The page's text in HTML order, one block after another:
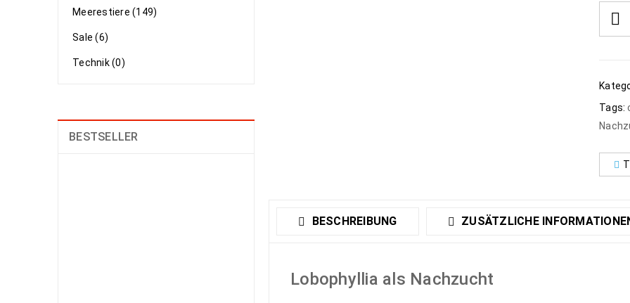
Meerestiere (149)
Sale (6)
Technik (0)
BESTSELLER
Tags:
BESCHREIBUNG ZUSÄTZLICHE
Lobophyllia als Nachzucht